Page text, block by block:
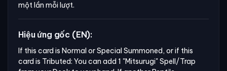
một lần mỗi lượt.
Hiệu ứng gốc (EN):
If this card is Normal or Special Summoned, or if this
card is Tributed: You can add 1 "Mitsurugi" Spell/Trap